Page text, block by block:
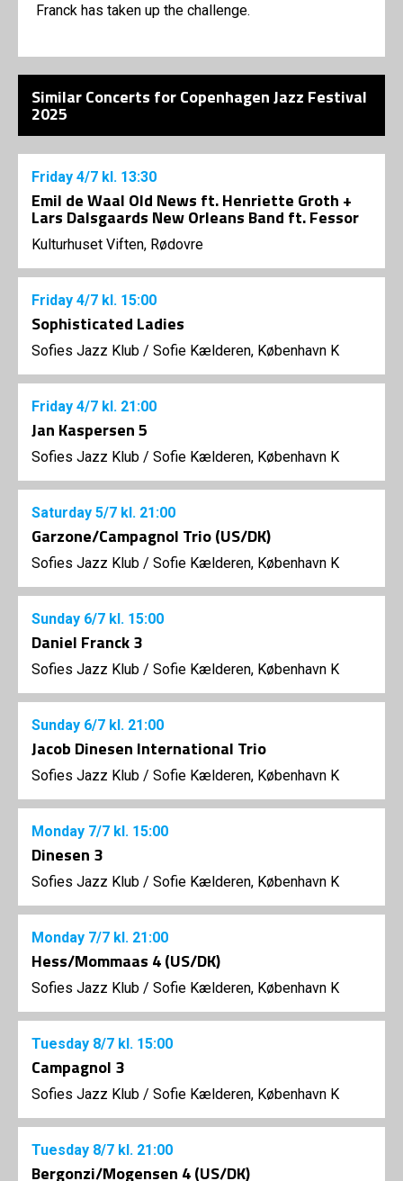
Franck has taken up the challenge.
Similar Concerts for Copenhagen Jazz Festival
2025
Friday 4/7 kl. 13:30
Emil de Waal Old News ft. Henriette Groth +
Lars Dalsgaards New Orleans Band ft. Fessor
Kulturhuset Viften, Rødovre
Friday 4/7 kl. 15:00
Sophisticated Ladies
Sofies Jazz Klub / Sofie Kælderen, København K
Friday 4/7 kl. 21:00
Jan Kaspersen 5
Sofies Jazz Klub / Sofie Kælderen, København K
Saturday 5/7 kl. 21:00
Garzone/Campagnol Trio (US/DK)
Sofies Jazz Klub / Sofie Kælderen, København K
Sunday 6/7 kl. 15:00
Daniel Franck 3
Sofies Jazz Klub / Sofie Kælderen, København K
Sunday 6/7 kl. 21:00
Jacob Dinesen International Trio
Sofies Jazz Klub / Sofie Kælderen, København K
Monday 7/7 kl. 15:00
Dinesen 3
Sofies Jazz Klub / Sofie Kælderen, København K
Monday 7/7 kl. 21:00
Hess/Mommaas 4 (US/DK)
Sofies Jazz Klub / Sofie Kælderen, København K
Tuesday 8/7 kl. 15:00
Campagnol 3
Sofies Jazz Klub / Sofie Kælderen, København K
Tuesday 8/7 kl. 21:00
Bergonzi/Mogensen 4 (US/DK)